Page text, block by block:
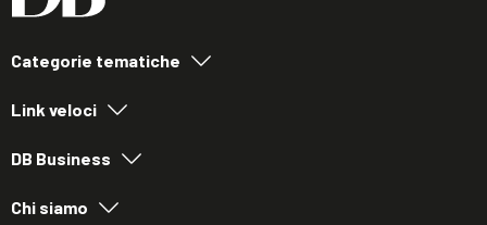
Categorie tematiche
Link veloci
DB Business
Chi siamo